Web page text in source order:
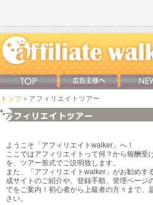
トップ ＞アフィリエイトツアー
ようこそ「アフィリエイトwalker」へ！
ここではアフィリエイトって何？から報酬受
を、ツアー形式でご説明致します。
また、「アフィリエイトwalker」がお勧めす
成サイトのご紹介や、登録手順、管理ページ
でをご案内！初心者から上級者の方々まで、
さい。